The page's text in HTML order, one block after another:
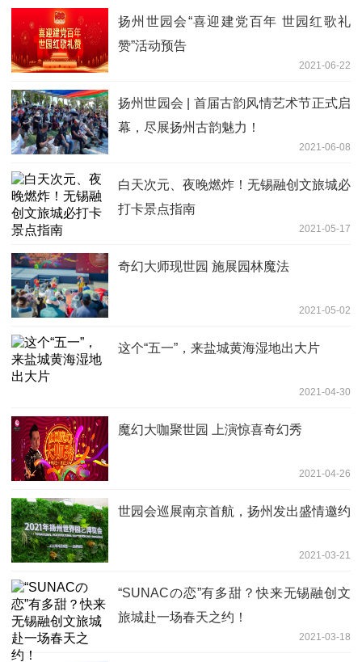
扬州世园会“喜迎建党百年 世园红歌礼
赞”活动预告
2021-06-22
扬州世园会 | 首届古韵风情艺术节正式启
幕，尽展扬州古韵魅力！
2021-06-08
白天次元、夜晚燃炸！无锡融创文旅城必
打卡景点指南
2021-05-17
奇幻大师现世园 施展园林魔法
2021-05-02
这个“五一”，来盐城黄海湿地出大片
2021-04-30
魔幻大咖聚世园 上演惊喜奇幻秀
2021-04-26
世园会巡展南京首航，扬州发出盛情邀约
2021-03-21
“SUNACの恋”有多甜？快来无锡融创文
旅城赴一场春天之约！
2021-03-18